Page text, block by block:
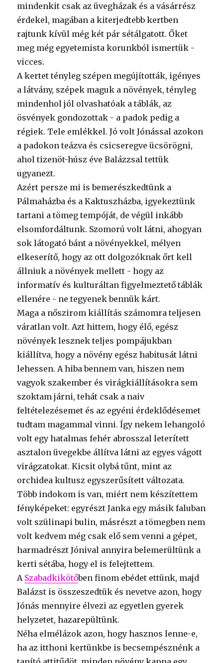
mindenkit csak az üvegházak és a vásárrész
érdekel, magában a kiterjedtebb kertben
rajtunk kívül még két pár sétálgatott. Őket
meg még egyetemista korunkból ismertük -
vicces.
A kertet tényleg szépen megújították, igényes
a látvány, szépek maguk a növények, tényleg
mindenhol jól olvashatóak a táblák, az
ösvények gondozottak - a padok pedig a
régiek. Tele emlékkel. Jó volt Jónással azokon
a padokon teázva és csicseregve ücsörögni,
ahol tizenöt-húsz éve Balázzsal tettük
ugyanezt.
Azért persze mi is bemerészkedtünk a
Pálmaházba és a Kaktuszházba, igyekeztünk
tartani a tömeg tempóját, de végül inkább
elsomfordáltunk. Szomorú volt látni, ahogyan
sok látogató bánt a növényekkel, mélyen
elkeserítő, hogy az ott dolgozóknak őrt kell
állniuk a növények mellett - hogy az
informatív és kulturáltan figyelmeztető táblák
ellenére - ne tegyenek bennük kárt.
Maga a nőszirom kiállítás számomra teljesen
váratlan volt. Azt hittem, hogy élő, egész
növények lesznek teljes pompájukban
kiállítva, hogy a növény egész habitusát látni
lehessen. A hiba bennem van, hiszen nem
vagyok szakember és virágkiállításokra sem
szoktam járni, tehát csak a naiv
feltételezésemet és az egyéni érdeklődésemet
tudtam magammal vinni. Így nekem lehangoló
volt egy hatalmas fehér abrosszal leterített
asztalon üvegekbe állítva látni az egyes vágott
virágzatokat. Kicsit olybá tűnt, mint az
orchidea kultusz egyszerűsített változata.
Több indokom is van, miért nem készítettem
fényképeket: egyrészt Janka egy másik faluban
volt szülinapi bulin, másrészt a tömegben nem
volt kedvem még csak elő sem venni a gépet,
harmadrészt Jónival annyira belemerültünk a
kerti sétába, hogy el is felejtettem.
A Szabadkikötőben finom ebédet ettünk, majd
Balázst is összeszedtük és nevetve azon, hogy
Jónás mennyire élvezi az egyetlen gyerek
helyzetet, hazarepültünk.
Néha elmélázok azon, hogy hasznos lenne-e,
ha az itthoni kertünkbe is becsempésznénk a